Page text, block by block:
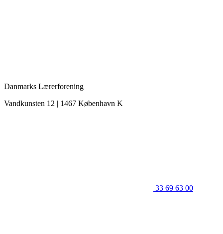
Danmarks Lærerforening
Vandkunsten 12 | 1467 København K
33 69 63 00